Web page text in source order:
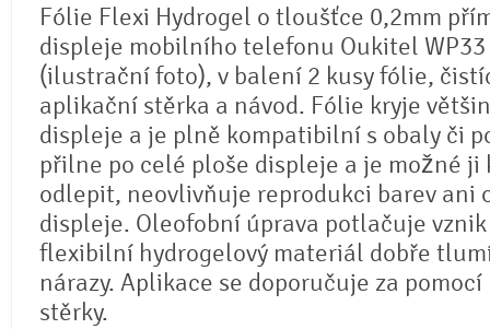
Fólie Flexi Hydrogel o tloušťce 0,2mm
displeje mobilního telefonu Oukitel WP33
(ilustrační foto), v balení 2 kusy fólie,
aplikační stěrka a návod. Fólie kryje
displeje a je plně kompatibilní s obaly či
přilne po celé ploše displeje a je možné ji
odlepit, neovlivňuje reprodukci barev ani
displeje. Oleofobní úprava potlačuje
flexibilní hydrogelový materiál dobře
nárazy. Aplikace se doporučuje za
stěrky.